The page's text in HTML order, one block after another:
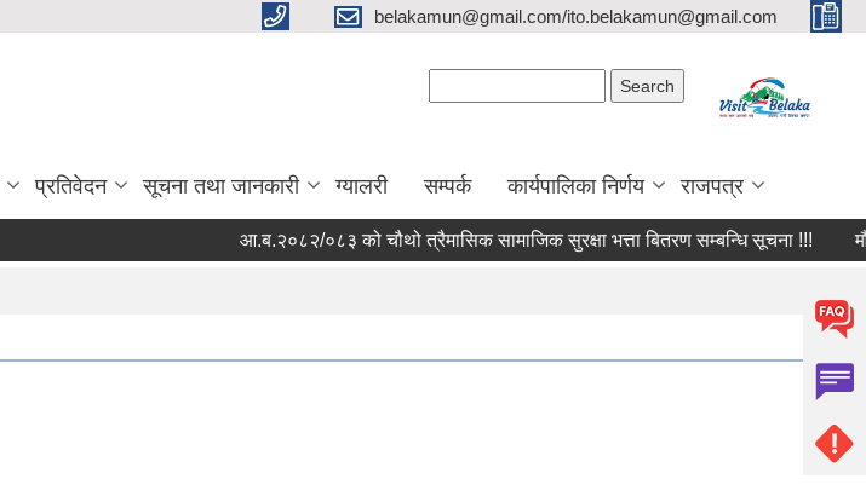
belakamun@gmail.com/ito.belakamun@gmail.com
प्रतिवेदन सूचना तथा जानकारी ग्यालरी सम्पर्क कार्यपालिका निर्णय राजपत्र
आ.ब.२०८२/०८३ को चौथो त्रैमासिक सामाजिक सुरक्षा भत्ता बितरण सम्बन्धि सूचना !!! मौजुदा